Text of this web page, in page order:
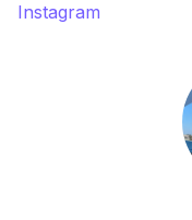
Instagram